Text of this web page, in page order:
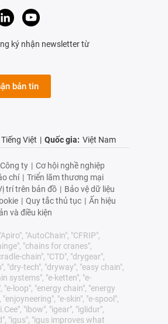
ký nhận newsletter từ
bản tin
Tiếng Việt | Quốc gia: Việt Nam
Công ty | Cơ hội nghề nghiệp
chí | Triển lãm thương mại
trí trên bản đồ | Bảo vệ dữ liệu
| Quy tắc thủ tục | Ấn hiệu
và điều kiện
"AutoChain", "CFRIP",
"chains for cranes",
chain", "CTD", "drygear",
"dry-tech", "dryway", "easy chain",
systems", "e-ketten", "e-
"e-loop", "energy chain", "energy
"e-skin", "e-spool",
"ibow", "igear", "iglidur",
"igus", "igus improves what